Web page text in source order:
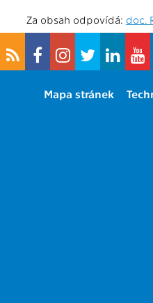
Za obsah odpovídá: doc.
Mapa stránek